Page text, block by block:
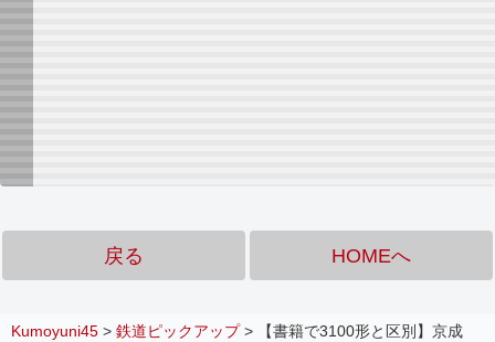
戻る HOMEへ
Kumoyuni45 > 鉄道ピックアップ> 【書籍で3100形と区別】京成